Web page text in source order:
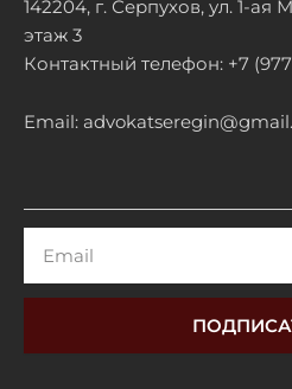
142204, г. Серпухов, ул. 1-ая
этаж 3
Контактный телефон: +7
Email: